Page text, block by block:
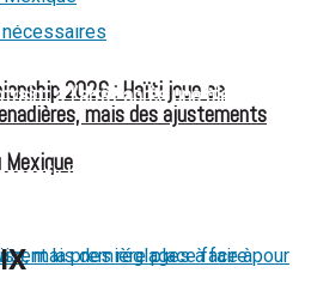
2026 : Haïti joue sa
mais des ajustements
et la Concacaf dénoncent un
à l’arrêt après une blessure
: Haïti s’incline lourdement